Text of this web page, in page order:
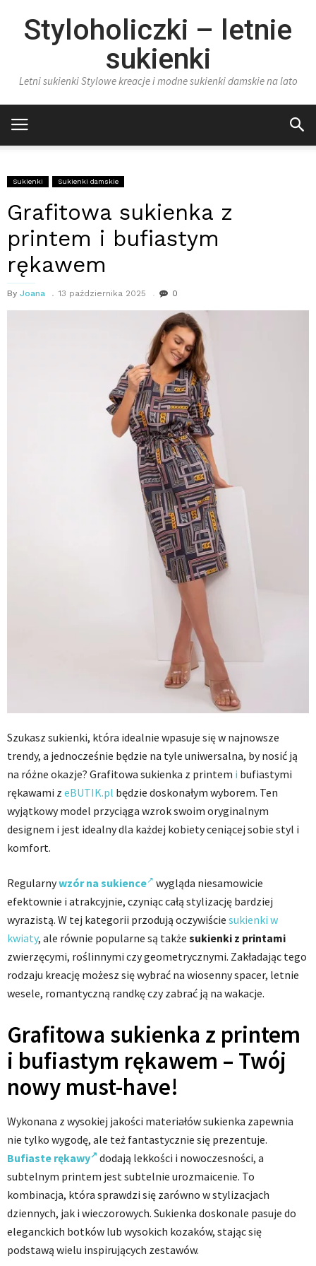
Styloholiczki – letnie
sukienki
Letni sukienki Stylowe kreacje i modne sukienki damskie na lato
Sukienki Sukienki damskie
Grafitowa sukienka z
printem i bufiastym
rękawem
By Joana 13 października 2025 0
Szukasz sukienki, która idealnie wpasuje się w najnowsze
trendy, a jednocześnie będzie na tyle uniwersalna, by nosić ją
na różne okazje? Grafitowa sukienka z printem i bufiastymi
rękawami z eBUTIK.pl będzie doskonałym wyborem. Ten
wyjątkowy model przyciąga wzrok swoim oryginalnym
designem i jest idealny dla każdej kobiety ceniącej sobie styl i
komfort.
Regularnywzór na sukience
wygląda niesamowicie
efektownie i atrakcyjnie, czyniąc całą stylizację bardziej
wyrazistą. W tej kategorii przodują oczywiście sukienki w
kwiaty, ale równie popularne są także sukienki z printami
zwierzęcymi, roślinnymi czy geometrycznymi. Zakładając tego
rodzaju kreację możesz się wybrać na wiosenny spacer, letnie
wesele, romantyczną randkę czy zabrać ją na wakacje.
Grafitowa sukienka z printem
i bufiastym rękawem – Twój
nowy must-have!
Wykonana z wysokiej jakości materiałów sukienka zapewnia
nie tylko wygodę, ale też fantastycznie się prezentuje.
Bufiaste rękawy
dodają lekkości i nowoczesności, a
subtelnym printem jest subtelnie urozmaicenie. To
kombinacja, która sprawdzi się zarówno w stylizacjach
dziennych, jak i wieczorowych. Sukienka doskonale pasuje do
eleganckich botków lub wysokich kozaków, stając się
podstawą wielu inspirujących zestawów.